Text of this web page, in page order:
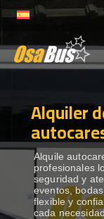
to
ALQUILER
DESTINOS
RECORRIDAS
Alquiler
Alquile
profesionales
seguridad y
eventos,
flexible y
cada